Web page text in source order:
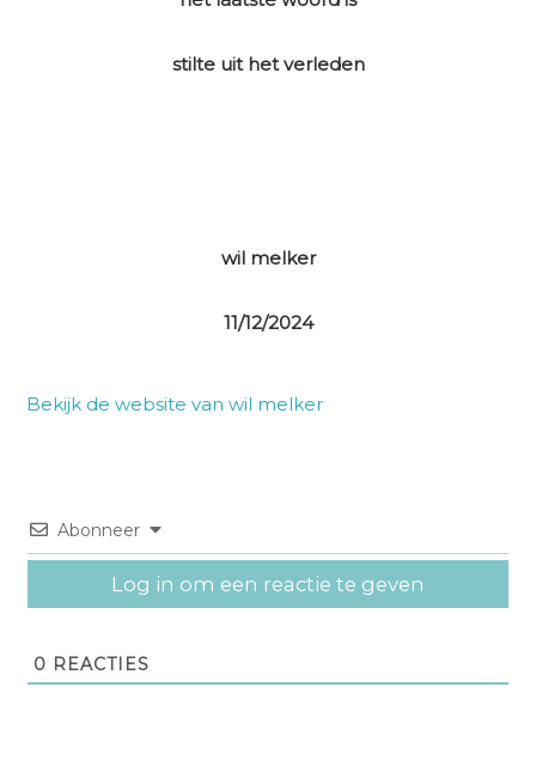
stilte uit het verleden
wil melker
11/12/2024
Bekijk de website van wil melker
Abonneer
Log in om een reactie te geven
0 REACTIES